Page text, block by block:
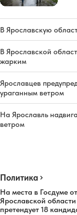
В Ярославскую
В Ярославской
жарким
Ярославцев
ураганным ветром
На Ярославль
ветром
Политика
На места в Госдуме от
Ярославской области
претендует 18